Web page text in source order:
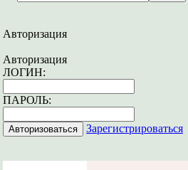
Авторизация
Авторизация
ЛОГИН:
ПАРОЛЬ:
Зарегистрироваться